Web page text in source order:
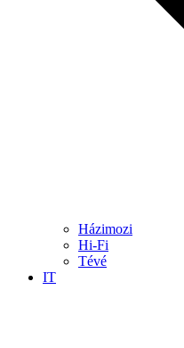
Házimozi
Hi-Fi
Tévé
IT